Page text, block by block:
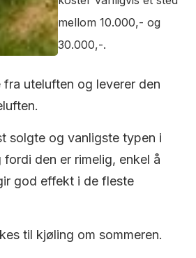
mellom 10.000,- og
30.000,-.
fra uteluften og leverer den
solgte og vanligste typen i
den er rimelig, enkel å
god effekt i de fleste
til kjøling om sommeren.